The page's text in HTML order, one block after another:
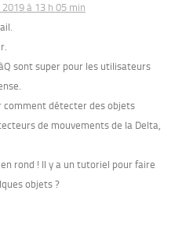
à 13 h 05 min
sont super pour les utilisateurs
comment détecter des objets
de mouvements de la Delta,
rond ! Il y a un tutoriel pour faire
objets ?